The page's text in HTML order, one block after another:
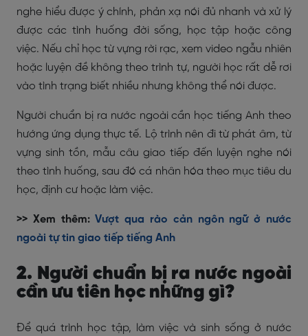
nghe hiểu được ý chính, phản xạ nói đủ nhanh và xử lý
được các tình huống đời sống, học tập hoặc công
việc. Nếu chỉ học từ vựng rời rạc, xem video ngẫu nhiên
hoặc luyện đề không theo trình tự, người học rất dễ rơi
vào tình trạng biết nhiều nhưng không thể nói được.
Người chuẩn bị ra nước ngoài cần học tiếng Anh theo
hướng ứng dụng thực tế. Lộ trình nên đi từ phát âm, từ
vựng sinh tồn, mẫu câu giao tiếp đến luyện nghe nói
theo tình huống, sau đó cá nhân hóa theo mục tiêu du
học, định cư hoặc làm việc.
>> Xem thêm:Vượt qua rào cản ngôn ngữ ở nước
ngoài tự tin giao tiếp tiếng Anh
2. Người chuẩn bị ra nước ngoài
cần ưu tiên học những gì?
Để quá trình học tập, làm việc và sinh sống ở nước